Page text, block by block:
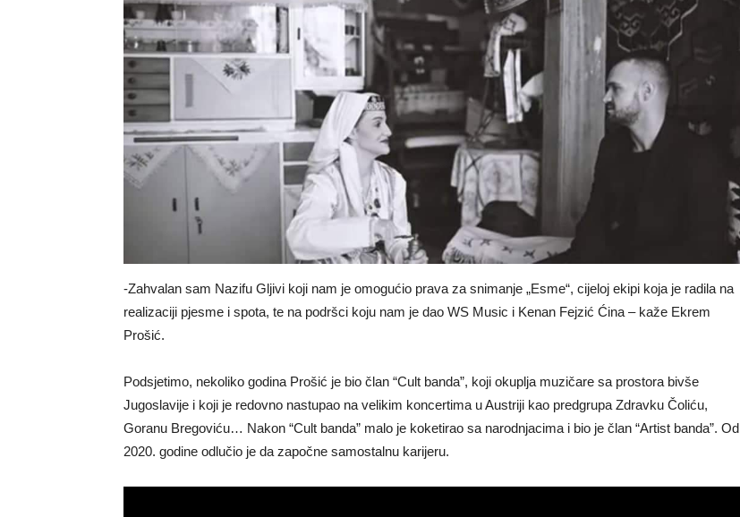
-Zahvalan sam Nazifu Gljivi koji nam je omogućio prava za snimanje „Esme“, cijeloj ekipi koja je radila na
realizaciji pjesme i spota, te na podršci koju nam je dao WS Music i Kenan Fejzić Ćina – kaže Ekrem
Prošić.
Podsjetimo, nekoliko godina Prošić je bio član “Cult banda”, koji okuplja muzičare sa prostora bivše
Jugoslavije i koji je redovno nastupao na velikim koncertima u Austriji kao predgrupa Zdravku Čoliću,
Goranu Bregoviću… Nakon “Cult banda” malo je koketirao sa narodnjacima i bio je član “Artist banda”. Od
2020. godine odlučio je da započne samostalnu karijeru.